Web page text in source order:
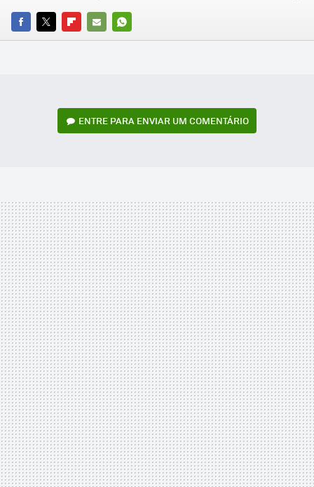
FACEBOOK
TWITTERFLIPBOARD
E-
WHATSAPP
ENTRE PARA ENVIAR UM COMENTÁRIO